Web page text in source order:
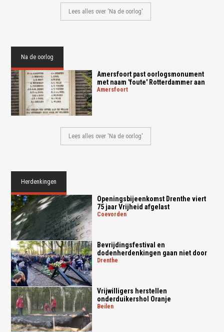
Lees alles over 'Na de oorlog'
Na de oorlog
Amersfoort past oorlogsmonument
met naam 'foute' Rotterdammer aan
amersfoort
Lees alles over 'Na de oorlog'
Herdenkingen
Openingsbijeenkomst Drenthe viert
75 jaar Vrijheid afgelast
coevorden
Bevrijdingsfestival en
dodenherdenkingen gaan niet door
drenthe
Vrijwilligers herstellen
onderduikershol Oranje
beilen